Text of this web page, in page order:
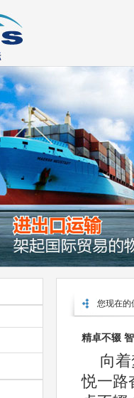
您现在的
精卓不辍
向
悦一路